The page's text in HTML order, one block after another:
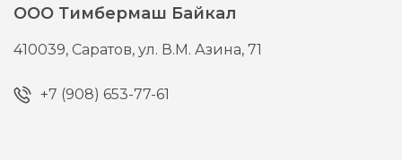
ООО Тимбермаш Байкал
410039, Саратов,ул. В.М. Азина, 71
+7 (908) 653-77-61